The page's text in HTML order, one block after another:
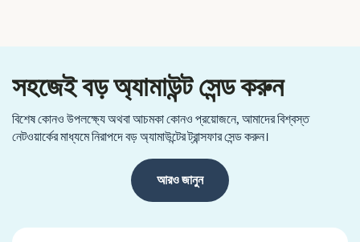
সহজেই বড় অ্যামাউন্ট সেন্ড করুন
বিশেষ কোনও উপলক্ষ্যে অথবা আচমকা কোনও প্রয়োজনে, আমাদের বিশ্বস্ত
নেটওয়ার্কের মাধ্যমে নিরাপদে বড় অ্যামাউন্টের ট্রান্সফার সেন্ড করুন।
আরও জানুন